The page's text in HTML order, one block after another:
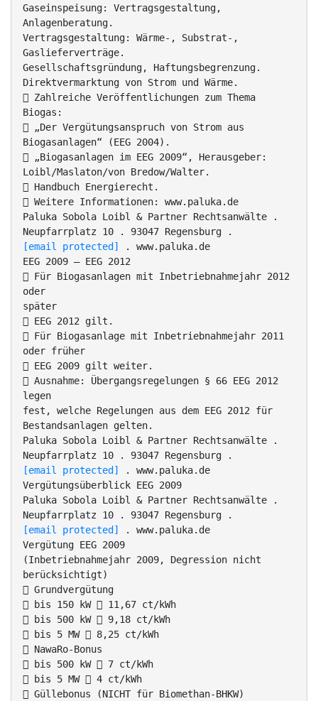
Gaseinspeisung: Vertragsgestaltung,
Anlagenberatung.
Vertragsgestaltung: Wärme-, Substrat-,
Gaslieferverträge.
Gesellschaftsgründung, Haftungsbegrenzung.
Direktvermarktung von Strom und Wärme.
 Zahlreiche Veröffentlichungen zum Thema
Biogas:
 „Der Vergütungsanspruch von Strom aus
Biogasanlagen“ (EEG 2004).
 „Biogasanlagen im EEG 2009“, Herausgeber:
Loibl/Maslaton/von Bredow/Walter.
 Handbuch Energierecht.
 Weitere Informationen: www.paluka.de
Paluka Sobola Loibl & Partner Rechtsanwälte .
Neupfarrplatz 10 . 93047 Regensburg .
[email protected]
. www.paluka.de
EEG 2009 – EEG 2012
 Für Biogasanlagen mit Inbetriebnahmejahr 2012
oder
später
 EEG 2012 gilt.
 Für Biogasanlage mit Inbetriebnahmejahr 2011
oder früher
 EEG 2009 gilt weiter.
 Ausnahme: Übergangsregelungen § 66 EEG 2012
legen
fest, welche Regelungen aus dem EEG 2012 für
Bestandsanlagen gelten.
Paluka Sobola Loibl & Partner Rechtsanwälte .
Neupfarrplatz 10 . 93047 Regensburg .
[email protected]
. www.paluka.de
Vergütungsüberblick EEG 2009
Paluka Sobola Loibl & Partner Rechtsanwälte .
Neupfarrplatz 10 . 93047 Regensburg .
[email protected]
. www.paluka.de
Vergütung EEG 2009
(Inbetriebnahmejahr 2009, Degression nicht
berücksichtigt)
 Grundvergütung
 bis 150 kW  11,67 ct/kWh
 bis 500 kW  9,18 ct/kWh
 bis 5 MW  8,25 ct/kWh
 NawaRo-Bonus
 bis 500 kW  7 ct/kWh
 bis 5 MW  4 ct/kWh
 Güllebonus (NICHT für Biomethan-BHKW)